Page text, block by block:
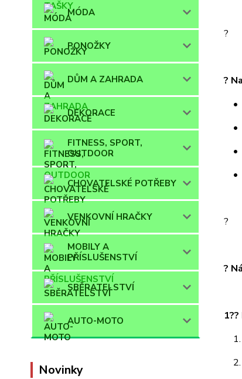
MÓDA
PONOŽKY
DŮM A ZAHRADA
DEKORACE
FITNESS, SPORT,
OUTDOOR
CHOVATELSKÉ POTŘEBY
VENKOVNÍ HRAČKY
MOBILY A
PŘÍSLUŠENSTVÍ
SBĚRATELSTVÍ
AUTO-MOTO
Novinky
?
?
•
•
•
•
?
?
1.
2.